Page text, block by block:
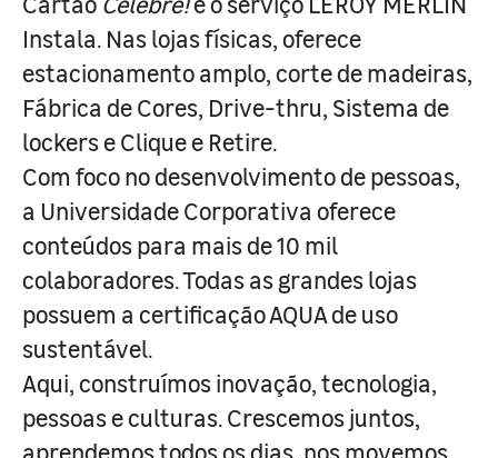
Instala. Nas lojas físicas, oferece
estacionamento amplo, corte de madeiras,
Fábrica de Cores, Drive-thru, Sistema de
lockers e Clique e Retire.
Com foco no desenvolvimento de pessoas,
a Universidade Corporativa oferece
conteúdos para mais de 10 mil
colaboradores. Todas as grandes lojas
possuem a certificação AQUA de uso
sustentável.
Aqui, construímos inovação, tecnologia,
pessoas e culturas. Crescemos juntos,
aprendemos todos os dias, nos movemos